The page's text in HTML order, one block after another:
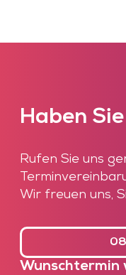
Haben
Rufen Sie uns
Wir freuen uns,
Wunschtermin